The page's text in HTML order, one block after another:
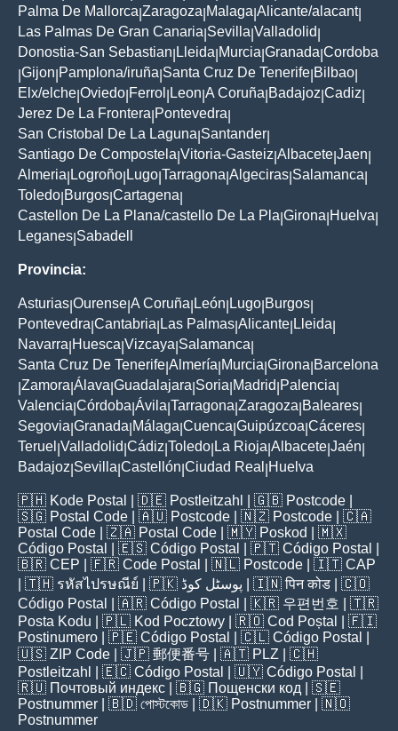
Palma De Mallorca Zaragoza Malaga Alicante/alacant|
Las Palmas De Gran Canaria Sevilla Valladolid
Donostia-San Sebastian Lleida Murcia Granada Cordoba
Gijon Pamplona/iruña Santa Cruz De Tenerife Bilbao
Elx/elche Oviedo Ferrol Leon A Coruña Badajoz Cadiz
Jerez De La Frontera Pontevedra
San Cristobal De La Laguna Santander
Santiago De Compostela Vitoria-Gasteiz Albacete Jaen
Almeria Logroño Lugo Tarragona Algeciras Salamanca
Toledo Burgos Cartagena
Castellon De La Plana/castello De La Pla Girona Huelva
Leganes Sabadell
Provincia:
Asturias Ourense A Coruña León Lugo Burgos
Pontevedra Cantabria Las Palmas Alicante Lleida
Navarra Huesca Vizcaya Salamanca
Santa Cruz De Tenerife Almería Murcia Girona Barcelona
Zamora Álava Guadalajara Soria Madrid Palencia
Valencia Córdoba Ávila Tarragona Zaragoza Baleares
Segovia Granada Málaga Cuenca Guipúzcoa Cáceres
Teruel Valladolid Cádiz Toledo La Rioja Albacete Jaén
Badajoz Sevilla Castellón Ciudad Real Huelva
🇵🇭 Kode Postal | 🇩🇪 Postleitzahl | 🇬🇧 Postcode
🇸🇬 Postal Code | 🇦🇺 Postcode | 🇳🇿 Postcode | 🇨🇦
Postal Code | 🇿🇦 Postal Code | 🇲🇾 Poskod
| 🇲🇽
Código Postal
| 🇪🇸 Código Postal | 🇵🇹 Código Postal
🇧🇷 CEP | 🇫🇷 Code Postal | 🇳🇱 Postcode | 🇮🇹 CAP
| 🇹🇭 รหัสไปรษณีย์ | 🇵🇰 پوسٹل کوڈ | 🇮🇳पिन कोड | 🇨🇴
Código Postal
| 🇦🇷 Código Postal | 🇰🇷 우편번호
| 🇹🇷
Posta Kodu | 🇵🇱 Kod Pocztowy | 🇷🇴 Cod Poștal
| 🇫🇮
Postinumero | 🇵🇪 Código Postal | 🇨🇱 Código Postal
🇺🇸 ZIP Code | 🇯🇵 郵便番号 | 🇦🇹 PLZ | 🇨🇭
Postleitzahl
| 🇪🇨 Código Postal | 🇺🇾 Código Postal
🇷🇺 Почтовый индекс | 🇧🇬 Пощенски код | 🇸🇪
Postnummer | 🇧🇩 পোস্টকোড | 🇩🇰 Postnummer | 🇳🇴
Postnummer